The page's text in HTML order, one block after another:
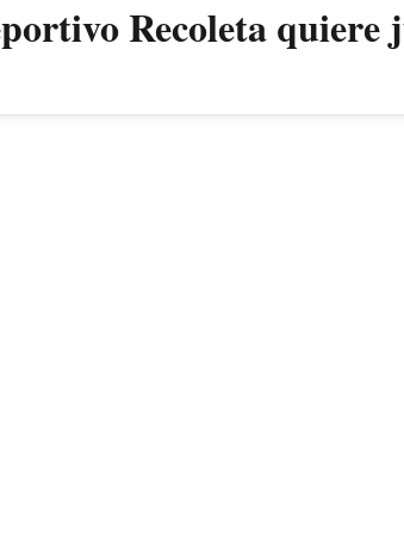
Recoleta quiere